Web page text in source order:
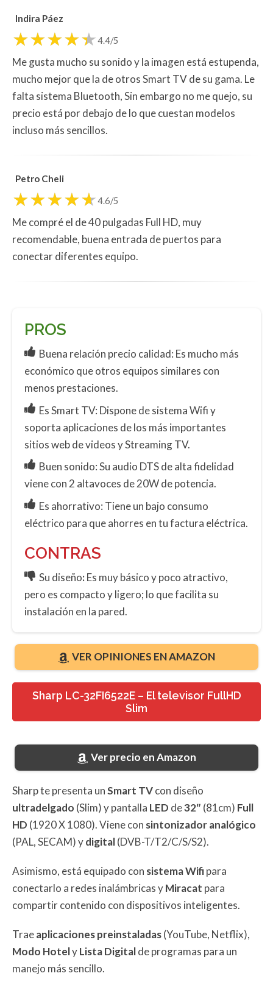
Indira Páez
4.4/5
Me gusta mucho su sonido y la imagen está estupenda,
mucho mejor que la de otros Smart TV de su gama. Le
falta sistema Bluetooth, Sin embargo no me quejo, su
precio está por debajo de lo que cuestan modelos
incluso más sencillos.
Petro Cheli
4.6/5
Me compré el de 40 pulgadas Full HD, muy
recomendable, buena entrada de puertos para
conectar diferentes equipo.
PROS
Buena relación precio calidad: Es mucho más
económico que otros equipos similares con
menos prestaciones.
Es Smart TV: Dispone de sistema Wifi y
soporta aplicaciones de los más importantes
sitios web de videos y Streaming TV.
Buen sonido: Su audio DTS de alta fidelidad
viene con 2 altavoces de 20W de potencia.
Es ahorrativo: Tiene un bajo consumo
eléctrico para que ahorres en tu factura eléctrica.
CONTRAS
Su diseño:Es muy básico y poco atractivo,
pero es compacto y ligero; lo que facilita su
instalación en la pared.
VER OPINIONES EN AMAZON
Sharp LC-32FI6522E – El televisor FullHD
Slim
Ver precio en Amazon
Sharp te presenta unSmart TVcon diseño
ultradelgado (Slim) y pantalla LED de32″ (81cm) Full
HD (1920 X 1080). Viene con sintonizador analógico
(PAL, SECAM) ydigital(DVB-T/T2/C/S/S2).
Asimismo, está equipado con sistema Wifipara
conectarlo a redes inalámbricas yMiracat para
compartir contenido con dispositivos inteligentes.
Traeaplicaciones preinstaladas(YouTube, Netflix),
Modo HotelyLista Digitalde programas para un
manejo más sencillo.